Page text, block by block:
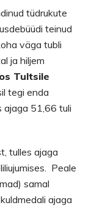
tüdrukute
teinud
väga tubli
ja hiljem
Tultsile
tegi enda
ajaga 51,66 tuli
tulles ajaga
Peale
samal
kuldmedali ajaga